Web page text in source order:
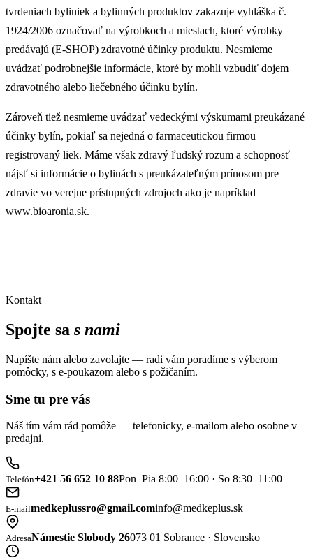
tvrdeniach byliniek a bylinných produktov zakazuje vyhláška č.
1924/2006 označovať na výrobkoch a miestach, ktoré výrobky
predávajú (E-SHOP) zdravotné účinky produktu. Nesmieme
uvádzať podrobnejšie informácie, ktoré by mohli vzbudiť dojem
zdravotného alebo liečebného účinku bylín.
Zároveň tiež nesmieme uvádzať vedeckými výskumami preukázané
účinky bylín, pokiaľ sa nejedná o farmaceutickou firmou
registrovaný liek. Máme však zdravý ľudský rozum a schopnosť
nájsť si informácie o bylinách s preukázateľným prínosom pre
zdravie vo verejne prístupných zdrojoch ako je napríklad
www.bioaronia.sk.
Kontakt
Spojte sa s nami
Napíšte nám alebo zavolajte — radi vám poradíme s výberom
pomôcky, s e-poukazom alebo s požičaním.
Sme tu pre vás
Náš tím vám rád pomôže — telefonicky, e-mailom alebo osobne v
predajni.
Telefón+421 56 652 10 88Pon–Pia 8:00–16:00 · So 8:30–11:00
E-mailmedkeplussro@gmail.cominfo@medkeplus.sk
AdresaNámestie Slobody 26073 01 Sobrance · Slovensko